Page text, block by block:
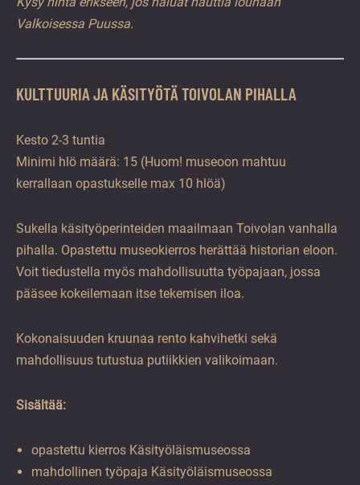
Valkoisessa Puussa.
KULTTUURIA JA KÄSITYÖTÄ TOIVOLAN PIHALLA
Kesto 2-3 tuntia
Minimi hlö määrä: 15 (Huom! museoon mahtuu
kerrallaan opastukselle max 10 hlöä)
Sukella käsityöperinteiden maailmaan Toivolan vanhalla
pihalla. Opastettu museokierros herättää historian eloon.
Voit tiedustella myös mahdollisuutta työpajaan, jossa
pääsee kokeilemaan itse tekemisen iloa.
Kokonaisuuden kruunaa rento kahvihetki sekä
mahdollisuus tutustua putiikkien valikoimaan.
Sisältää:
opastettu kierros Käsityöläismuseossa
mahdollinen työpaja Käsityöläismuseossa